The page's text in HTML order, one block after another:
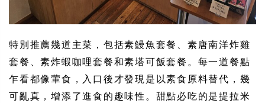
特別推薦幾道主菜，包括素鰻魚套餐、素唐南洋炸雞
套餐、素炸蝦咖哩套餐和素塔可飯套餐。每一道餐點
乍看都像葷食，入口後才發現是以素食原料替代，幾
可亂真，增添了進食的趣味性。甜點必吃的是提拉米